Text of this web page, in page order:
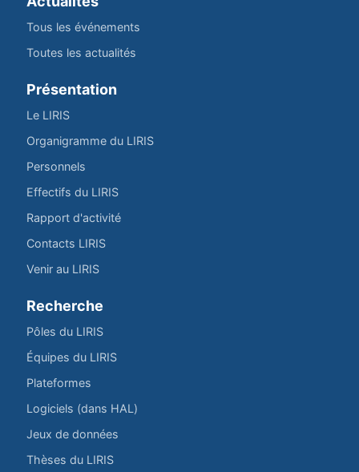
Tous les événements
Toutes les actualités
Présentation
Le LIRIS
Organigramme du LIRIS
Personnels
Effectifs du LIRIS
Rapport d'activité
Contacts LIRIS
Venir au LIRIS
Recherche
Pôles du LIRIS
Équipes du LIRIS
Plateformes
Logiciels (dans HAL)
Jeux de données
Thèses du LIRIS